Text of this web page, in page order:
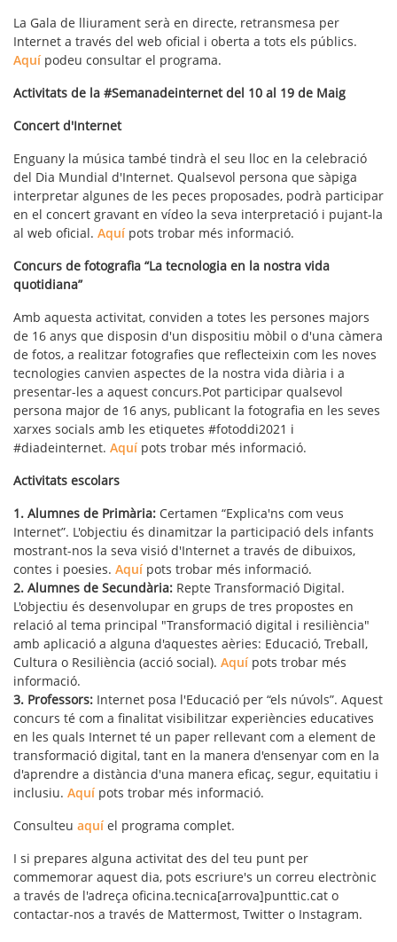
La Gala de lliurament serà en directe, retransmesa per
Internet a través del web oficial i oberta a tots els públics.
Aquí podeu consultar el programa.
Activitats de la #Semanadeinternet del 10 al 19 de Maig
Concert d'Internet
Enguany la música també tindrà el seu lloc en la celebració
del Dia Mundial d'Internet. Qualsevol persona que sàpiga
interpretar algunes de les peces proposades, podrà participar
en el concert gravant en vídeo la seva interpretació i pujant-la
al web oficial. Aquí pots trobar més informació.
Concurs de fotografia “La tecnologia en la nostra vida
quotidiana”
Amb aquesta activitat, conviden a totes les persones majors
de 16 anys que disposin d'un dispositiu mòbil o d'una càmera
de fotos, a realitzar fotografies que reflecteixin com les noves
tecnologies canvien aspectes de la nostra vida diària i a
presentar-les a aquest concurs.Pot participar qualsevol
persona major de 16 anys, publicant la fotografia en les seves
xarxes socials amb les etiquetes #fotoddi2021 i
#diadeinternet. Aquípots trobar més informació.
Activitats escolars
1. Alumnes de Primària: Certamen “Explica'ns com veus
Internet”. L'objectiu és dinamitzar la participació dels infants
mostrant-nos la seva visió d'Internet a través de dibuixos,
contes i poesies. Aquí pots trobar més informació.
2. Alumnes de Secundària: Repte Transformació Digital.
L'objectiu és desenvolupar en grups de tres propostes en
relació al tema principal "Transformació digital i resiliència"
amb aplicació a alguna d'aquestes aèries: Educació, Treball,
Cultura o Resiliència (acció social). Aquí pots trobar més
informació.
3. Professors: Internet posa l'Educació per “els núvols”. Aquest
concurs té com a finalitat visibilitzar experiències educatives
en les quals Internet té un paper rellevant com a element de
transformació digital, tant en la manera d'ensenyar com en la
d'aprendre a distància d'una manera eficaç, segur, equitatiu i
inclusiu. Aquí pots trobar més informació.
Consulteu aquíel programa complet.
I si prepares alguna activitat des del teu punt per
commemorar aquest dia, pots escriure's un correu electrònic
a través de l'adreça oficina.tecnica[arrova]punttic.cat o
contactar-nos a través de Mattermost, Twitter o Instagram.